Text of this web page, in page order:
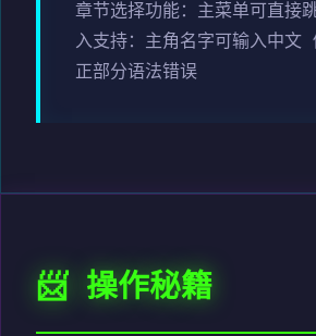
章节选择功能：主菜单可直接
入支持：主角名字可输入中文
正部分语法错误
📨 操作秘籍